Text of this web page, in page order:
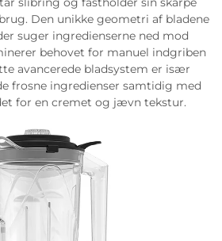
Den unikke geometri af bladene
suger ingredienserne ned mod
behovet for manuel indgriben
avancerede bladsystem er især
frosne ingredienser samtidig med
for en cremet og jævn tekstur.